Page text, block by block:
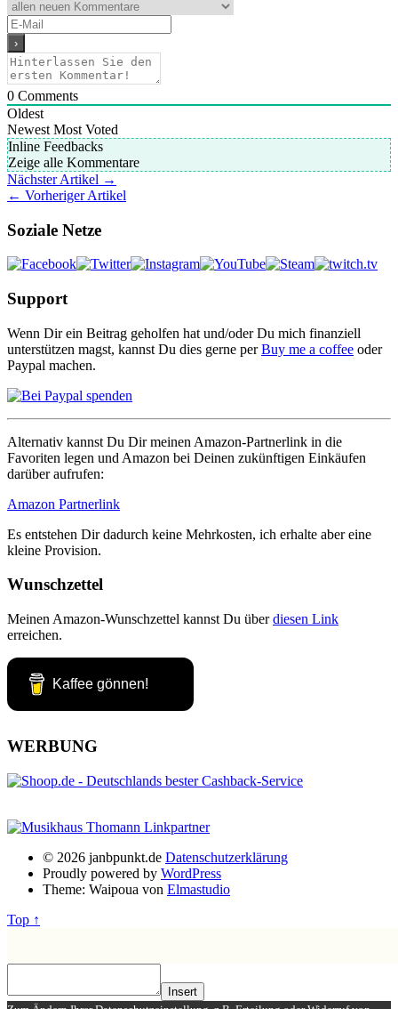
0 Comments
Oldest
Newest Most Voted
Inline Feedbacks
Zeige alle Kommentare
Nächster Artikel →
← Vorheriger Artikel
Soziale Netze
Support
Wenn Dir ein Beitrag geholfen hat und/oder Du mich finanziell
unterstützen magst, kannst Du dies gerne perBuy me a coffee oder
Paypal machen.
Alternativ kannst Du Dir meinen Amazon-Partnerlink in die
Favoriten legen und Amazon bei Deinen zukünftigen Einkäufen
darüber aufrufen:
Amazon Partnerlink
Es entstehen Dir dadurch keine Mehrkosten, ich erhalte aber eine
kleine Provision.
Wunschzettel
Meinen Amazon-Wunschzettel kannst Du überdiesen Link
erreichen.
Kaffee gönnen!
WERBUNG
© 2026 janbpunkt.de Datenschutzerklärung
Proudly powered by WordPress
Theme: Waipoua von Elmastudio
Top ↑
Insert